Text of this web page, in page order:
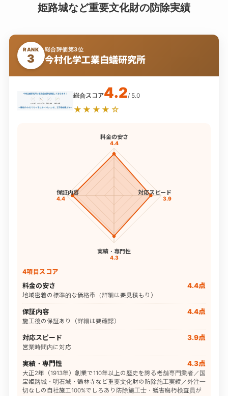
姫路城など重要文化財の防除実績
RANK
3
総合評価第3位
今村化学工業白蟻研究所
総合スコア4.2/ 5.0
★★★★☆
料金の安さ
4.4
対応スピード
3.9
実績・専門性
4.3
保証内容
4.4
4項目スコア
料金の安さ 4.4点
地域密着の標準的な価格帯（詳細は要見積もり）
保証内容 4.4点
施工後の保証あり（詳細は要確認）
対応スピード 3.9点
営業時間内に対応
実績・専門性 4.3点
大正2年（1913年）創業で110年以上の歴史を誇る老舗専門業者／国
宝姫路城・明石城・鶴林寺など重要文化財の防除施工実績／外注一
切なしの自社施工100%でしろあり防除施工士・蟻害腐朽検査員が